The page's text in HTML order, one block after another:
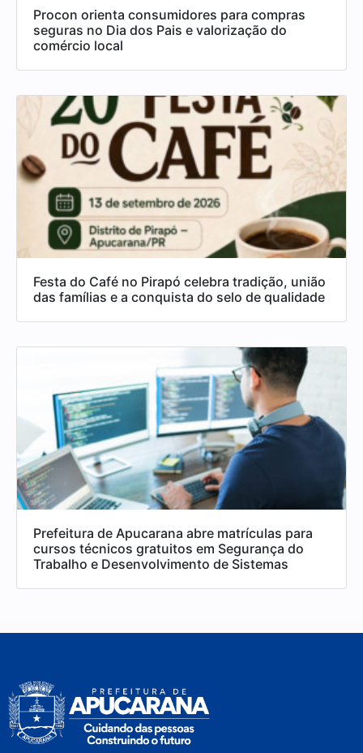
Procon orienta consumidores para compras
seguras no Dia dos Pais e valorização do
comércio local
Festa do Café no Pirapó celebra tradição, união
das famílias e a conquista do selo de qualidade
Prefeitura de Apucarana abre matrículas para
cursos técnicos gratuitos em Segurança do
Trabalho e Desenvolvimento de Sistemas